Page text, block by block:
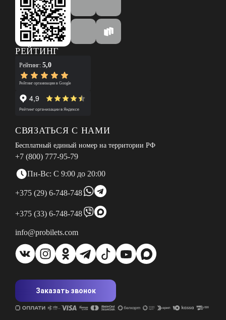
РЕЙТИНГ
Рейтинг: 5,0
Рейтинг организации в Google
СВЯЗАТЬСЯ С НАМИ
Бесплатный единый номер на территории РФ
+7 (800) 777-95-79
Пн-Вс: С 9:00 до 20:00
+375 (29) 6-748-748
+375 (33) 6-748-748
info@probilets.com
Заказать звонок